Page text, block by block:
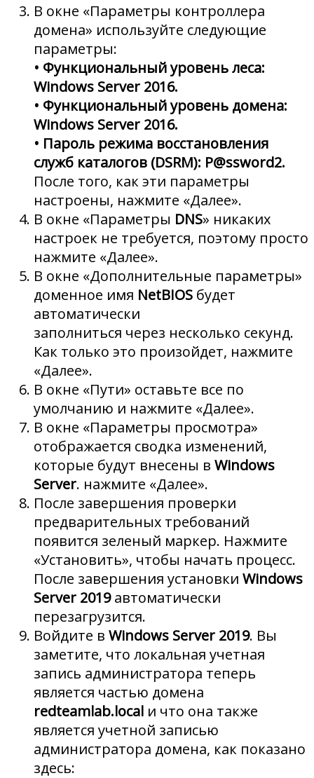
В окне «Параметры контроллера
домена» используйте следующие
параметры:
• Функциональный уровень леса:
Windows Server 2016.
• Функциональный уровень домена:
Windows Server 2016.
• Пароль режима восстановления
служб каталогов (DSRM): P@ssword2.
После того, как эти параметры
настроены, нажмите «Далее».
В окне «Параметры DNS» никаких
настроек не требуется, поэтому просто
нажмите «Далее».
В окне «Дополнительные параметры»
доменное имя NetBIOS будет
автоматически
заполниться через несколько секунд.
Как только это произойдет, нажмите
«Далее».
В окне «Пути» оставьте все по
умолчанию и нажмите «Далее».
В окне «Параметры просмотра»
отображается сводка изменений,
которые будут внесены в Windows
Server. нажмите «Далее».
После завершения проверки
предварительных требований
появится зеленый маркер. Нажмите
«Установить», чтобы начать процесс.
После завершения установки Windows
Server 2019автоматически
перезагрузится.
Войдите в Windows Server 2019. Вы
заметите, что локальная учетная
запись администратора теперь
является частью домена
redteamlab.local и что она также
является учетной записью
администратора домена, как показано
здесь: